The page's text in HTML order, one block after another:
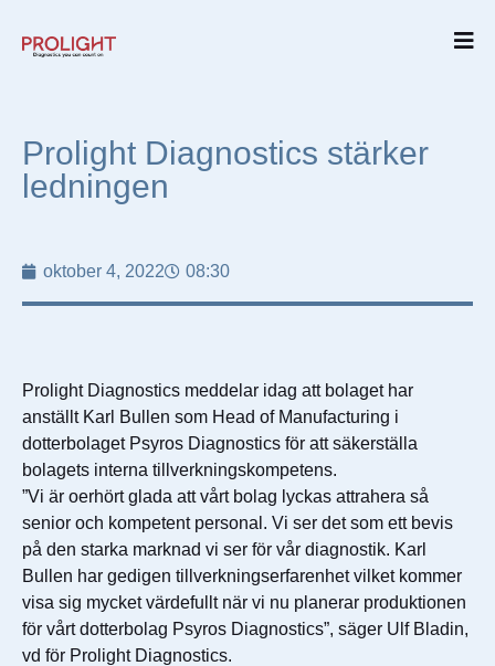
Prolight Diagnostics stärker
ledningen
oktober 4, 2022 08:30
Prolight Diagnostics meddelar idag att bolaget har
anställt Karl Bullen som Head of Manufacturing i
dotterbolaget Psyros Diagnostics för att säkerställa
bolagets interna tillverkningskompetens.
”Vi är oerhört glada att vårt bolag lyckas attrahera så
senior och kompetent personal. Vi ser det som ett bevis
på den starka marknad vi ser för vår diagnostik. Karl
Bullen har gedigen tillverkningserfarenhet vilket kommer
visa sig mycket värdefullt när vi nu planerar produktionen
för vårt dotterbolag Psyros Diagnostics”, säger Ulf Bladin,
vd för Prolight Diagnostics.